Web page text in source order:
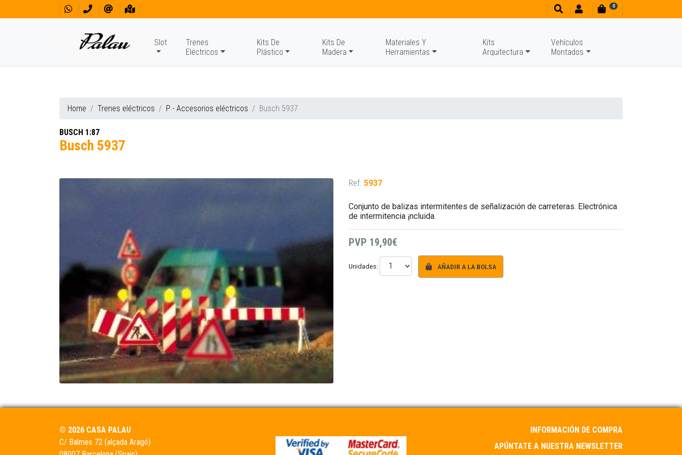
0
Slot
Trenes
Eléctricos
Kits De
Plástico
Kits De
Madera
Materiales Y
Herramientas
Kits
Arquitectura
Vehículos
Montados
Home Trenes eléctricos P - Accesorios eléctricos Busch 5937
BUSCH 1:87
Busch 5937
Ref. 5937
Conjunto de balizas intermitentes de señalización de carreteras. Electrónica
de intermitencia ¡ncluida.
PVP 19,90€
Unidades: AÑADIR A LA BOLSA
© 2026 CASA PALAU
C/ Balmes 72 (alçada Aragó)
INFORMACIÓN DE COMPRA
APÚNTATE A NUESTRA NEWSLETTER